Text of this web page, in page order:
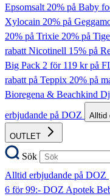
Epsomsalt20% på Baby
Xylocain 20% på
20% på Trixie 20% på
rabatt Nicotinell 15% på
Big Pack 2 för 119 kr på
rabatt på Teppix 20% på
Bioregena & Beachkind
erbjudande på DOZ
Alltid
OUTLET
Sök
Alltid erbjudande på DOZ
6 för 99:- DOZ Apotek